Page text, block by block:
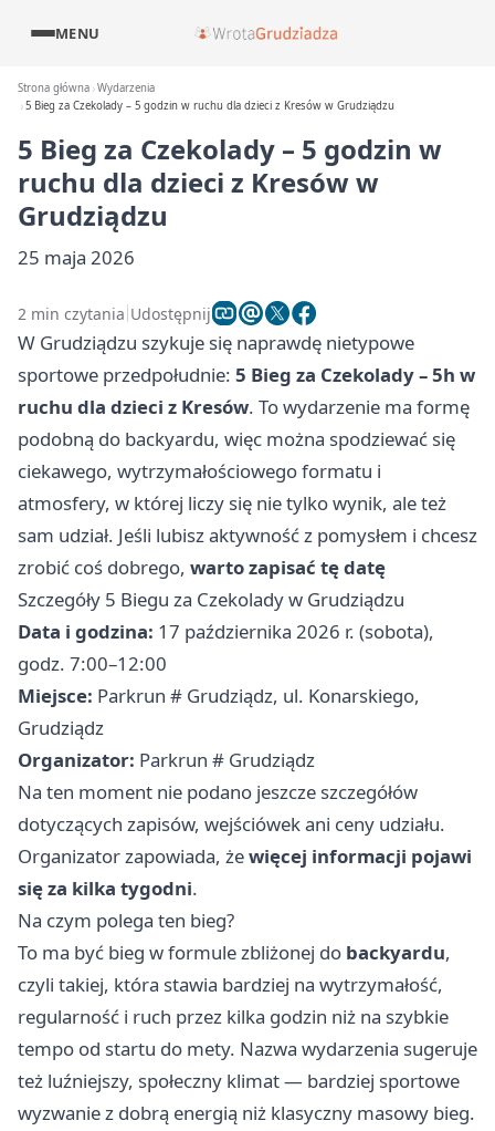
MENU
Strona główna Wydarzenia
5 Bieg za Czekolady – 5 godzin w ruchu dla dzieci z Kresów w Grudziądzu
5 Bieg za Czekolady – 5 godzin w
ruchu dla dzieci z Kresów w
Grudziądzu
25 maja 2026
2 min czytania Udostępnij
W Grudziądzu szykuje się naprawdę nietypowe
sportowe przedpołudnie: 5 Bieg za Czekolady – 5h w
ruchu dla dzieci z Kresów. To wydarzenie ma formę
podobną do backyardu, więc można spodziewać się
ciekawego, wytrzymałościowego formatu i
atmosfery, w której liczy się nie tylko wynik, ale też
sam udział. Jeśli lubisz aktywność z pomysłem i chcesz
zrobić coś dobrego, warto zapisać tę datę
Szczegóły 5 Biegu za Czekolady w Grudziądzu
Data i godzina: 17 października 2026 r. (sobota),
godz. 7:00–12:00
Miejsce: Parkrun # Grudziądz, ul. Konarskiego,
Grudziądz
Organizator: Parkrun # Grudziądz
Na ten moment nie podano jeszcze szczegółów
dotyczących zapisów, wejściówek ani ceny udziału.
Organizator zapowiada, żewięcej informacji pojawi
się za kilka tygodni.
Na czym polega ten bieg?
To ma być bieg w formule zbliżonej do backyardu,
czyli takiej, która stawia bardziej na wytrzymałość,
regularność i ruch przez kilka godzin niż na szybkie
tempo od startu do mety. Nazwa wydarzenia sugeruje
też luźniejszy, społeczny klimat — bardziej sportowe
wyzwanie z dobrą energią niż klasyczny masowy bieg.